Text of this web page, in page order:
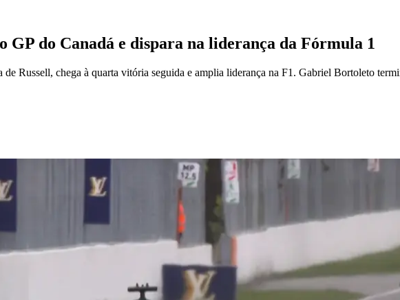
do Canadá e dispara na liderança da Fórmula 1
Russell, chega à quarta vitória seguida e amplia liderança na F1. Gabriel Bortoleto